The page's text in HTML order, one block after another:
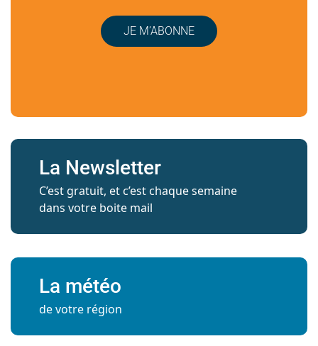
JE M’ABONNE
La Newsletter
C’est gratuit, et c’est chaque semaine
dans votre boite mail
La météo
de votre région